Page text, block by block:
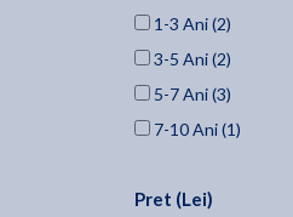
1-3 Ani (2)
3-5 Ani (2)
5-7 Ani (3)
7-10 Ani (1)
Pret (Lei)